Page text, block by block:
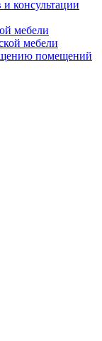
консультации
мебели
мебели
помещений